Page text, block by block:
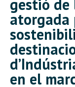
gestió de
atorgada
en el